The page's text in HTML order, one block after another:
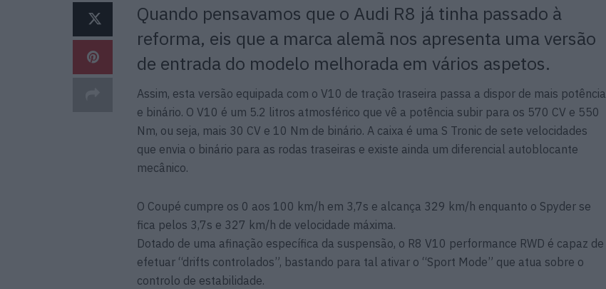
Quando pensavamos que o Audi R8 já tinha passado à
reforma, eis que a marca alemã nos apresenta uma versão
de entrada do modelo melhorada em vários aspetos.
Assim, esta versão equipada com o V10 de tração traseira passa a dispor de mais potência
e binário. O V10 é um 5.2 litros atmosférico que vê a potência subir para os 570 CV e 550
Nm, ou seja, mais 30 CV e 10 Nm de binário. A caixa é uma S Tronic de sete velocidades
que envia o binário para as rodas traseiras e existe ainda um diferencial autoblocante
mecânico.
O Coupé cumpre os 0 aos 100 km/h em 3,7s e alcança 329 km/h enquanto o Spyder se
fica pelos 3,7s e 327 km/h de velocidade máxima.
Dotado de uma afinação específica da suspensão, o R8 V10 performance RWD é capaz de
efetuar “drifts controlados”, bastando para tal ativar o “Sport Mode” que atua sobre o
controlo de estabilidade.